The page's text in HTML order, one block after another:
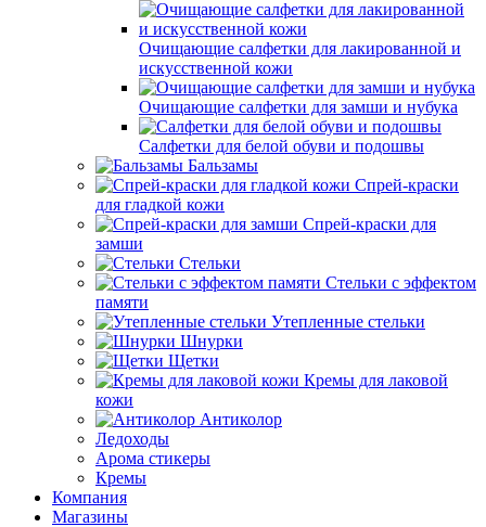
Очищающие салфетки для лакированной и
искусственной кожи
Очищающие салфетки для замши и нубука
Салфетки для белой обуви и подошвы
Бальзамы
Спрей-краски
для гладкой кожи
Спрей-краски для
замши
Стельки
Стельки с эффектом
памяти
Утепленные стельки
Шнурки
Щетки
Кремы для лаковой
кожи
Антиколор
Ледоходы
Арома стикеры
Кремы
Компания
Магазины